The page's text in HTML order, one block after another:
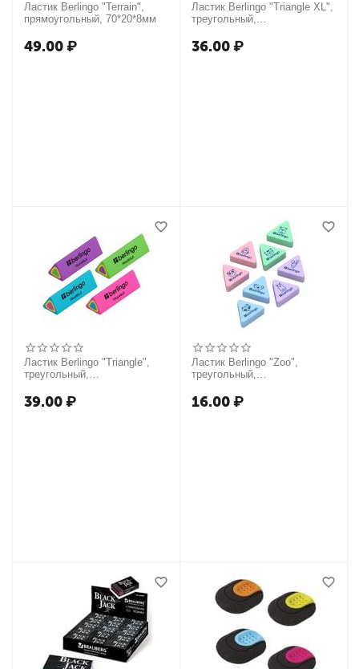
Ластик Berlingo "Terrain",
прямоугольный, 70*20*8мм
49.00₽
Ластик Berlingo "Triangle XL",
треугольный,
55*55*9мм
36.00₽
Ластик Berlingo "Triangle",
треугольный,
44*15*15мм
39.00₽
Ластик Berlingo "Zoo",
треугольный,
28*24*10мм
16.00₽